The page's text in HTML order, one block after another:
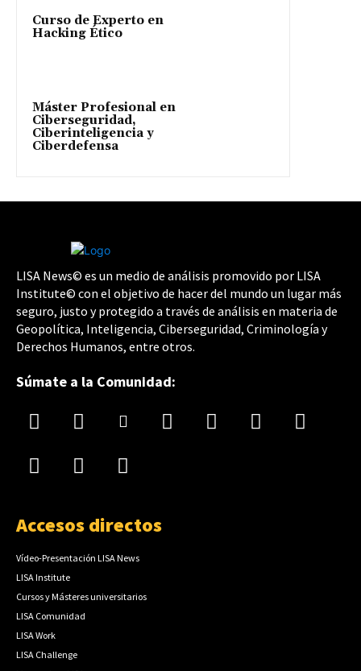
Curso de Experto en
Hacking Ético
Máster Profesional en
Ciberseguridad,
Ciberinteligencia y
Ciberdefensa
LISA News© es un medio de análisis promovido por LISA
Institute© con el objetivo de hacer del mundo un lugar más
seguro, justo y protegido a través de análisis en materia de
Geopolítica, Inteligencia, Ciberseguridad, Criminología y
Derechos Humanos, entre otros.
Súmate a la Comunidad:
Accesos directos
Vídeo-Presentación LISA News
LISA Institute
Cursos y Másteres universitarios
LISA Comunidad
LISA Work
LISA Challenge